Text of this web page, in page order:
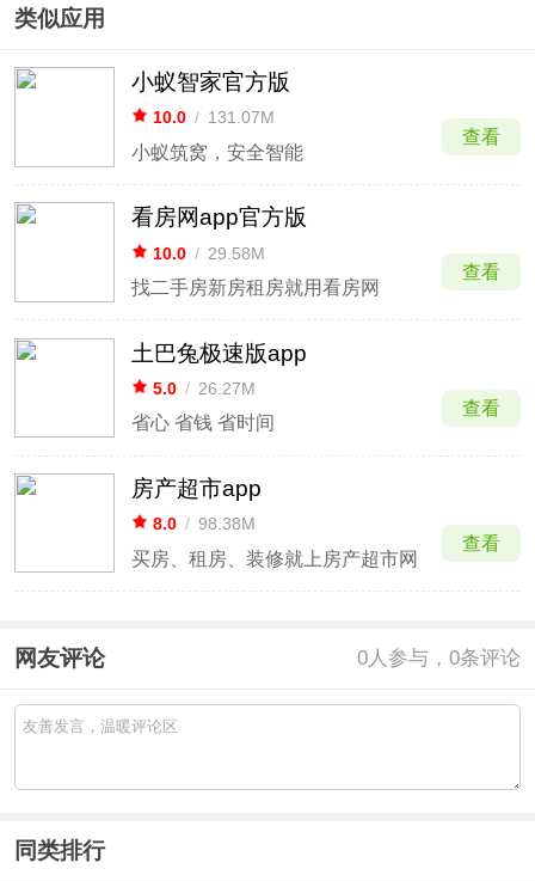
类似应用
小蚁智家官方版
10.0 / 131.07M
小蚁筑窝，安全智能
查看
看房网app官方版
10.0 / 29.58M
找二手房新房租房就用看房网
查看
土巴兔极速版app
5.0 / 26.27M
省心 省钱 省时间
查看
房产超市app
8.0 / 98.38M
买房、租房、装修就上房产超市网
查看
网友评论 0 人参与，0条评论
同类排行